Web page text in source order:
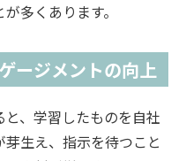
多くあります。
ージメントの向上
、学習したものを自社
生え、指示を待つこと